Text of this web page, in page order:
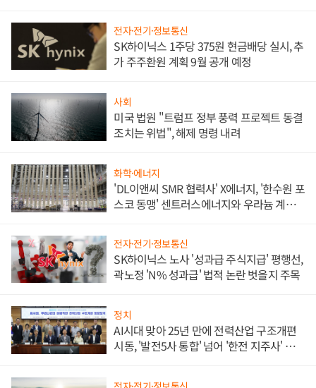
전자·전기·정보통신
SK하이닉스 1주당 375원 현금배당 실시, 추
가 주주환원 계획 9월 공개 예정
사회
미국 법원 "트럼프 정부 풍력 프로젝트 동결
조치는 위법", 해제 명령 내려
화학·에너지
'DL이앤씨 SMR 협력사' X에너지, '한수원 포
스코 동맹' 센트러스에너지와 우라늄 계약
전자·전기·정보통신
SK하이닉스 노사 '성과급 주식지급' 평행선,
곽노정 'N% 성과급' 법적 논란 벗을지 주목
정치
AI시대 맞아 25년 만에 전력산업 구조개편
시동, '발전5사 통합' 넘어 '한전 지주사' 재편